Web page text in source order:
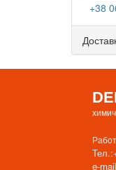
+38
Тел.:
e-